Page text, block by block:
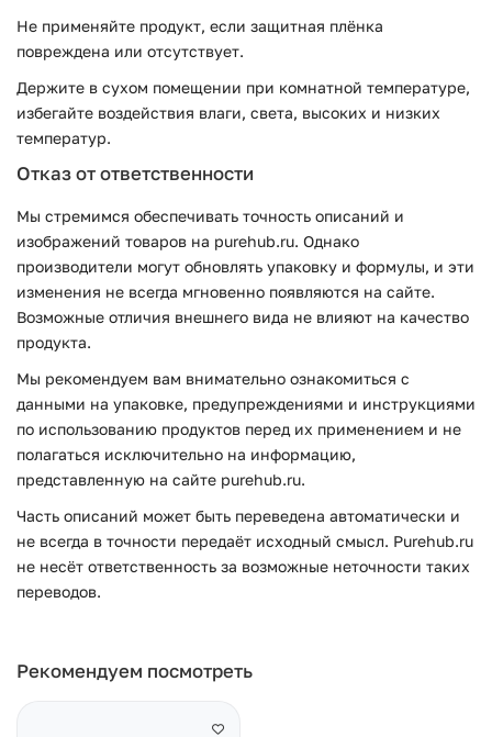
Не применяйте продукт, если защитная плёнка
повреждена или отсутствует.
Держите в сухом помещении при комнатной температуре,
избегайте воздействия влаги, света, высоких и низких
температур.
Отказ от ответственности
Мы стремимся обеспечивать точность описаний и
изображений товаров на purehub.ru. Однако
производители могут обновлять упаковку и формулы, и эти
изменения не всегда мгновенно появляются на сайте.
Возможные отличия внешнего вида не влияют на качество
продукта.
Мы рекомендуем вам внимательно ознакомиться с
данными на упаковке, предупреждениями и инструкциями
по использованию продуктов перед их применением и не
полагаться исключительно на информацию,
представленную на сайте purehub.ru.
Часть описаний может быть переведена автоматически и
не всегда в точности передаёт исходный смысл. Purehub.ru
не несёт ответственность за возможные неточности таких
переводов.
Рекомендуем посмотреть